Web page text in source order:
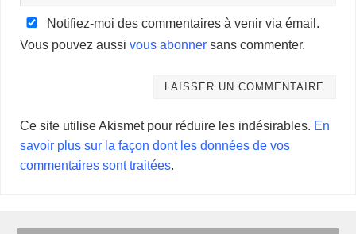
Notifiez-moi des commentaires à venir via émail.
Vous pouvez aussivous abonner sans commenter.
Ce site utilise Akismet pour réduire les indésirables. En
savoir plus sur la façon dont les données de vos
commentaires sont traitées.